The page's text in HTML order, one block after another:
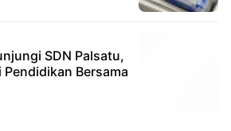
SDN Palsatu,
Bersama